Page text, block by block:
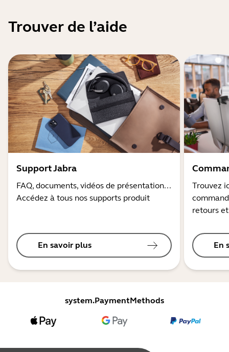
Trouver de l’aide
Support Jabra
FAQ, documents, vidéos de présentation...
Accédez à tous nos supports produit
En savoir plus
Trouvez
retours
En
system.PaymentMethods